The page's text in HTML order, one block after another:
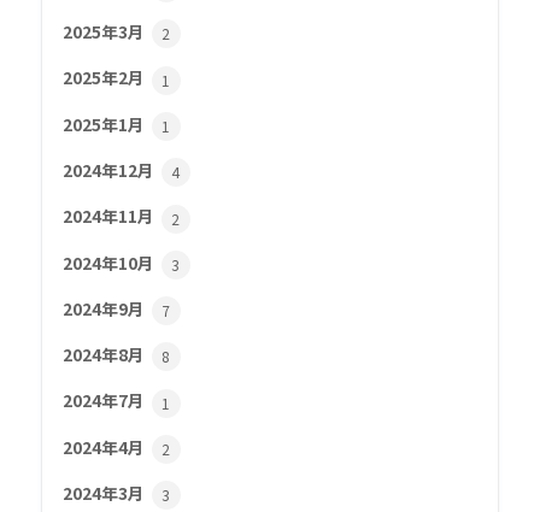
2025年3月 2
2025年2月 1
2025年1月 1
2024年12月 4
2024年11月 2
2024年10月 3
2024年9月 7
2024年8月 8
2024年7月 1
2024年4月 2
2024年3月 3